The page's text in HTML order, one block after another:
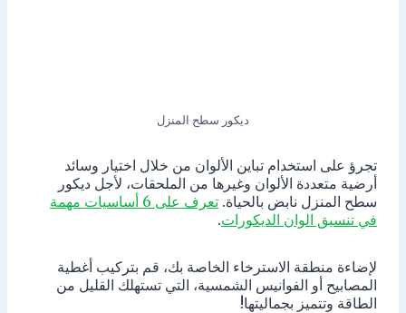
ديكور سطح المنزل
تجرؤ على استخدام تباين الألوان من خلال اختيار وسائد
أرضية متعددة الألوان وغيرها من الملحقات، لأجل ديكور
سطح المنزل نابض بالحياة.
تعرف على 6 أساسيات مهمة
في تنسيق الوان الديكورات.
لإضاءة منطقة الاسترخاء الخاصة بك، قم بتركيب أغطية
المصابيح أو الفوانيس الشمسية، التي تستهلك القليل من
الطاقة وتتميز بجماليتها!